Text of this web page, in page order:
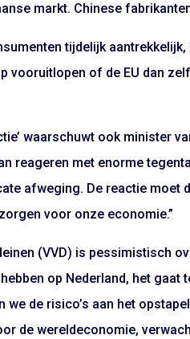
markt. Chinese
tijdelijk aantrekkelijk,
vooruitlopen of de EU dan
waarschuwt ook minister
reageren met enorme
afweging. De reactie moet
voor onze economie.”
(VVD) is pessimistisch
op Nederland, het
de risico’s aan het
de wereldeconomie,